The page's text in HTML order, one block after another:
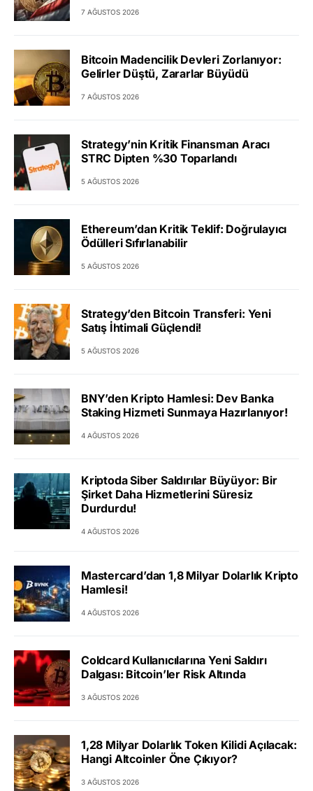
7 AĞUSTOS 2026
Bitcoin Madencilik Devleri Zorlanıyor:
Gelirler Düştü, Zararlar Büyüdü
7 AĞUSTOS 2026
Strategy’nin Kritik Finansman Aracı
STRC Dipten %30 Toparlandı
5 AĞUSTOS 2026
Ethereum’dan Kritik Teklif: Doğrulayıcı
Ödülleri Sıfırlanabilir
5 AĞUSTOS 2026
Strategy’den Bitcoin Transferi: Yeni
Satış İhtimali Güçlendi!
5 AĞUSTOS 2026
BNY’den Kripto Hamlesi: Dev Banka
Staking Hizmeti Sunmaya Hazırlanıyor!
4 AĞUSTOS 2026
Kriptoda Siber Saldırılar Büyüyor: Bir
Şirket Daha Hizmetlerini Süresiz
Durdurdu!
4 AĞUSTOS 2026
Mastercard’dan 1,8 Milyar Dolarlık Kripto
Hamlesi!
4 AĞUSTOS 2026
Coldcard Kullanıcılarına Yeni Saldırı
Dalgası: Bitcoin’ler Risk Altında
3 AĞUSTOS 2026
1,28 Milyar Dolarlık Token Kilidi Açılacak:
Hangi Altcoinler Öne Çıkıyor?
3 AĞUSTOS 2026